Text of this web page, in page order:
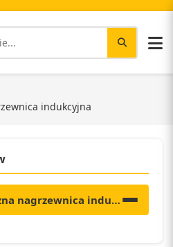
indukcyjna
nagrzewnica indukcyjna